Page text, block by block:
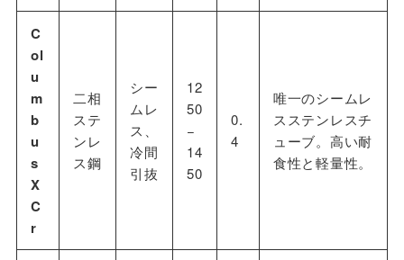
C
ol
u
m
b
u
s
X
C
r
二相
ステ
ンレ
ス鋼
シー
ムレ
ス、
冷間
引抜
12
50
−
14
50
0.
4
唯一のシームレ
スステンレスチ
ューブ。高い耐
食性と軽量性。